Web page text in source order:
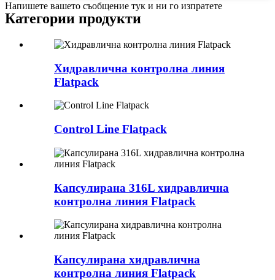
Напишете вашето съобщение тук и ни го изпратете
Категории продукти
Хидравлична контролна линия
Flatpack
Control Line Flatpack
Капсулирана 316L хидравлична
контролна линия Flatpack
Капсулирана хидравлична
контролна линия Flatpack